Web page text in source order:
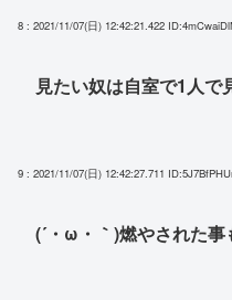
8 : 2021/11/07(日) 12:42:21.422
見たい奴は自室で1人で
9 : 2021/11/07(日) 12:42:27.711
(´・ω・｀)燃やされた